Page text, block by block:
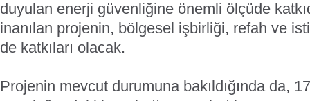
duyulan enerji güvenliğine önemli ölçüde
inanılan projenin, bölgesel işbirliği, refah ve
de katkıları olacak.
Projenin mevcut durumuna bakıldığında da,